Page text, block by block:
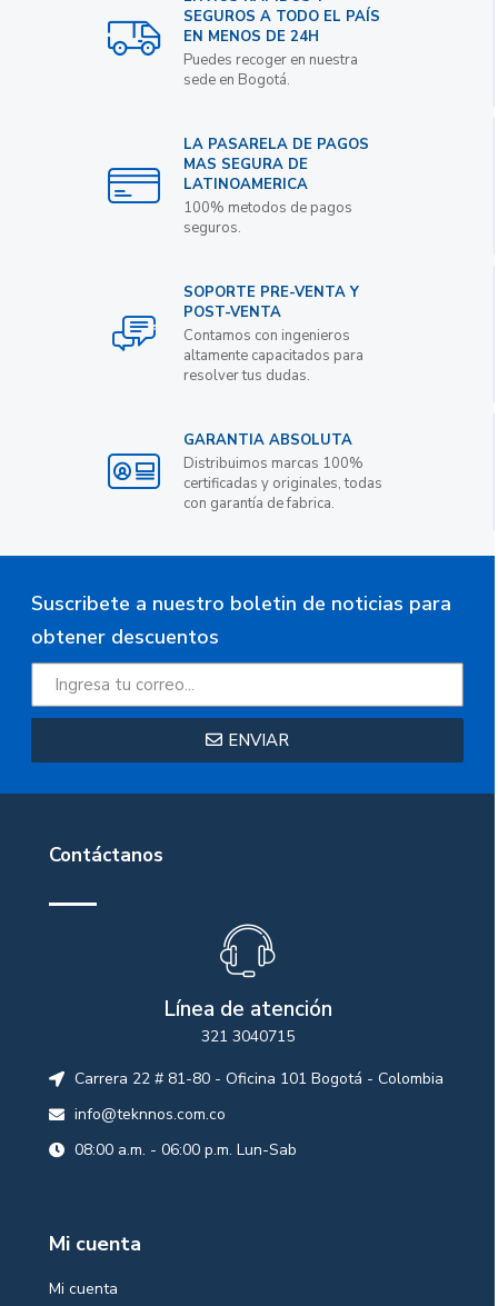
SEGUROS A TODO EL PAÍS
EN MENOS DE 24H
Puedes recoger en nuestra
sede en Bogotá.
LA PASARELA DE PAGOS
MAS SEGURA DE
LATINOAMERICA
100% metodos de pagos
seguros.
SOPORTE PRE-VENTA Y
POST-VENTA
Contamos con ingenieros
altamente capacitados para
resolver tus dudas.
GARANTIA ABSOLUTA
Distribuimos marcas 100%
certificadas y originales, todas
con garantía de fabrica.
Suscribete a nuestro boletin de noticias para
obtener descuentos
ENVIAR
Contáctanos
Línea de atención
321 3040715
Carrera 22 # 81-80 - Oficina 101 Bogotá - Colombia
info@teknnos.com.co
08:00 a.m. - 06:00 p.m. Lun-Sab
Mi cuenta
Mi cuenta